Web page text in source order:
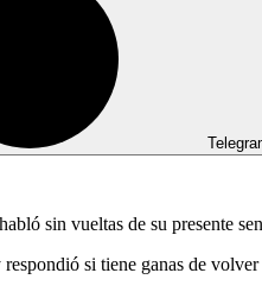
habló sin vueltas de su presente
respondió si tiene ganas de volver